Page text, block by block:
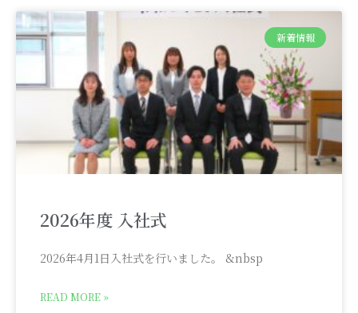
新着情報
2026年度 入社式
2026年4月1日入社式を行いました。 &nbsp
READ MORE »